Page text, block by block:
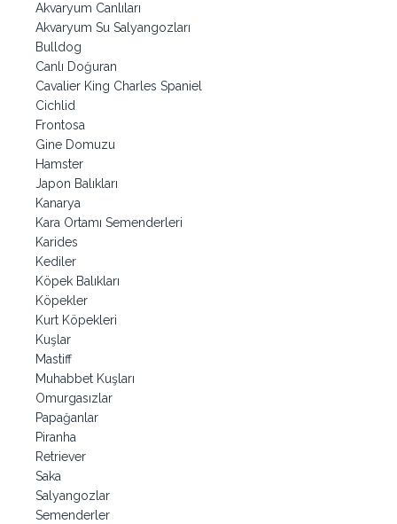
Akvaryum Canlıları
Akvaryum Su Salyangozları
Bulldog
Canlı Doğuran
Cavalier King Charles Spaniel
Cichlid
Frontosa
Gine Domuzu
Hamster
Japon Balıkları
Kanarya
Kara Ortamı Semenderleri
Karides
Kediler
Köpek Balıkları
Köpekler
Kurt Köpekleri
Kuşlar
Mastiff
Muhabbet Kuşları
Omurgasızlar
Papağanlar
Piranha
Retriever
Saka
Salyangozlar
Semenderler